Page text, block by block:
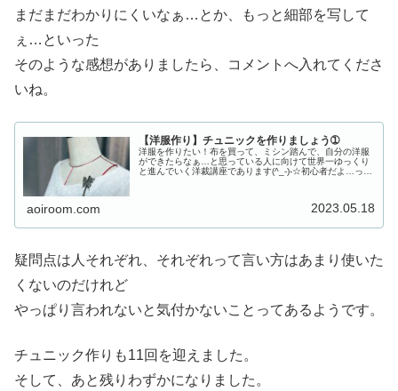
まだまだわかりにくいなぁ…とか、もっと細部を写して
ぇ…といった
そのような感想がありましたら、コメントへ入れてくださ
いね。
【洋服作り】チュニックを作りましょう➀
洋服を作りたい！布を買って、ミシン踏んで、自分の洋服
ができたらなぁ…と思っている人に向けて世界一ゆっくり
と進んでいく洋裁講座であります(^_-)-☆初心者だよ…って
aoiroom.com 2023.05.18
疑問点は人それぞれ、それぞれって言い方はあまり使いた
くないのだけれど
やっぱり言われないと気付かないことってあるようです。
チュニック作りも11回を迎えました。
そして、あと残りわずかになりました。